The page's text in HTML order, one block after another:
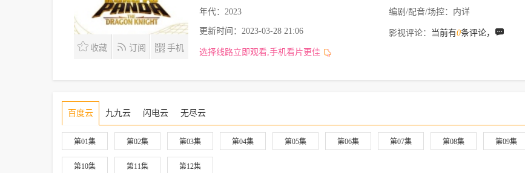
收藏 订阅 手机
年代： 2023 编剧/配音/场控： 内详
更新时间： 2023-03-28 21:06 影视评论： 当前有0条评论，
选择线路立即观看,手机看片更佳
百度云 九九云 闪电云 无尽云
第01集 第02集 第03集 第04集 第05集 第06集 第07集 第08集 第09集
第10集 第11集 第12集